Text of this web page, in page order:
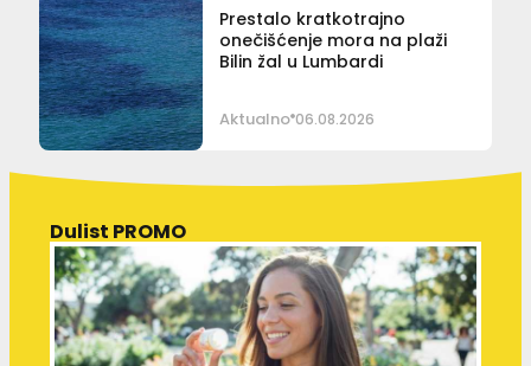
Prestalo kratkotrajno
onečišćenje mora na plaži
Bilin žal u Lumbardi
Aktualno 06.08.2026
Dulist PROMO